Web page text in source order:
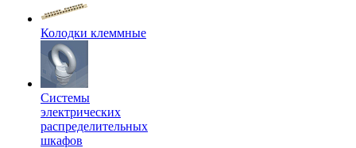
Колодки клеммные
Системы
электрических
распределительных
шкафов